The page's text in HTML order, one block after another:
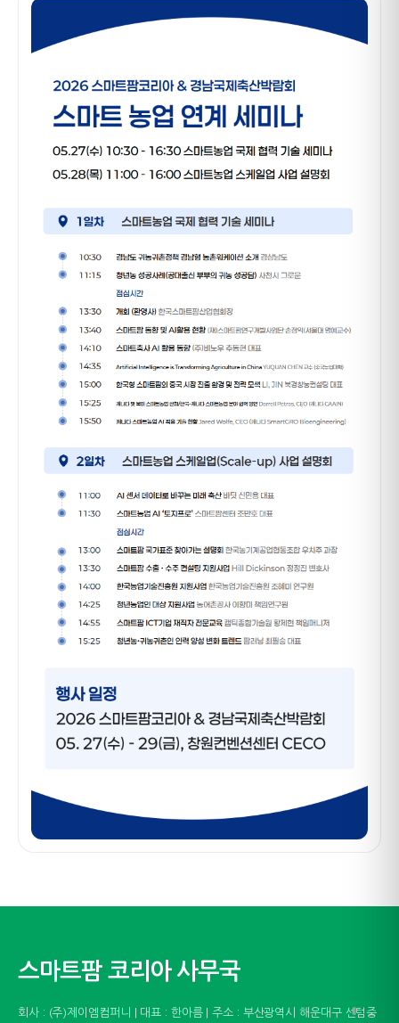
스마트팜 코리아 사무국
회사 : (주)제이엠컴퍼니 | 대표 : 한아름 | 주소 : 부산광역시 해운대구 센텀중